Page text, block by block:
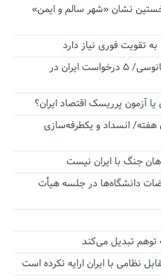
نشان «شهر سالم و ایمن»
تقویت فوری نیاز دارد
اقتدار ناوگروه ۱۰۳ در مأموریت‌ اقیانوسی/ ۵ درخواست ایران در
آزمون پرریسک اقتصاد ایران؟
هفته/ انسداد و یکطرفه‌سازی
جنگ با ایران نیست
دانشگاه‌ها در جلسه هیأت
توهم تبدیل می‌کند
نظامی با ایران ارایه نکرده است